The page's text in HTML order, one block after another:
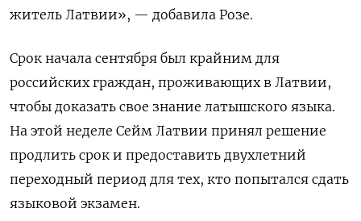
житель Латвии», — добавила Розе.
Срок начала сентября был крайним для
российских граждан, проживающих в Латвии,
чтобы доказать свое знание латышского языка.
На этой неделе Сейм Латвии принял решение
продлить срок и предоставить двухлетний
переходный период для тех, кто попытался сдать
языковой экзамен.